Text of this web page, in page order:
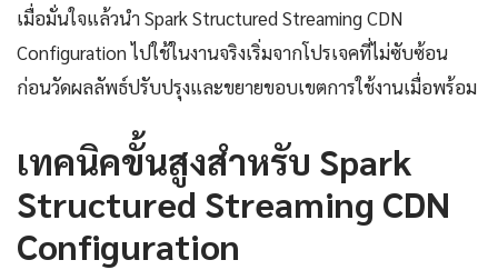
เมื่อมั่นใจแล้วนำ Spark Structured Streaming CDN
Configuration ไปใช้ในงานจริงเริ่มจากโปรเจคที่ไม่ซับซ้อน
ก่อนวัดผลลัพธ์ปรับปรุงและขยายขอบเขตการใช้งานเมื่อพร้อม
เทคนิคขั้นสูงสำหรับ Spark
Structured Streaming CDN
Configuration